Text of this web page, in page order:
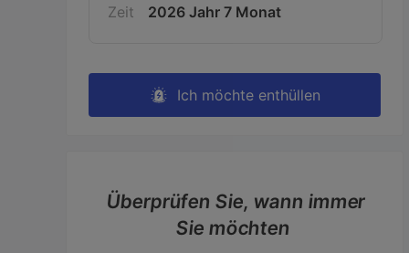
Zeit 2026 Jahr 7 Monat
Ich möchte enthüllen
Überprüfen Sie, wann immer
Sie möchten